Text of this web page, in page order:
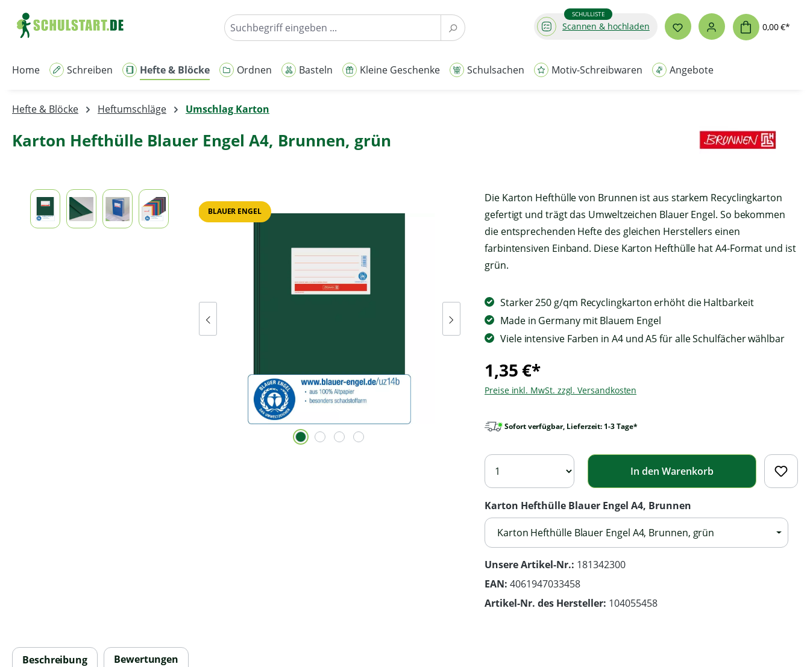
Hauptinhalt springen
Zur Suche springen
Zur Hauptnavigation springen SCHULLISTE
Scannen & hochladen 0,00 €*
Home Schreiben Hefte & Blöcke Ordnen Basteln Kleine Geschenke Schulsachen Motiv-Schreibwaren Angebote
Hefte & Blöcke Heftumschläge Umschlag Karton
Karton Hefthülle Blauer Engel A4, Brunnen, grün
Bildergalerie überspringen
BLAUER ENGEL
Die Karton Hefthülle von Brunnen ist aus starkem Recyclingkarton
gefertigt und trägt das Umweltzeichen Blauer Engel. So bekommen
die entsprechenden Hefte des gleichen Herstellers einen
farbintensiven Einband. Diese Karton Hefthülle hat A4-Format und ist
grün.
Starker 250 g/qm Recyclingkarton erhöht die Haltbarkeit
Made in Germany mit Blauem Engel
Viele intensive Farben in A4 und A5 für alle Schulfächer wählbar
1,35 €*
Preise inkl. MwSt. zzgl. Versandkosten
Sofort verfügbar, Lieferzeit: 1-3 Tage*
In den Warenkorb
Karton Hefthülle Blauer Engel A4, Brunnen
Karton Hefthülle Blauer Engel A4, Brunnen, grün
Unsere Artikel-Nr.: 181342300
EAN: 4061947033458
Artikel-Nr. des Hersteller: 104055458
Beschreibung Bewertungen